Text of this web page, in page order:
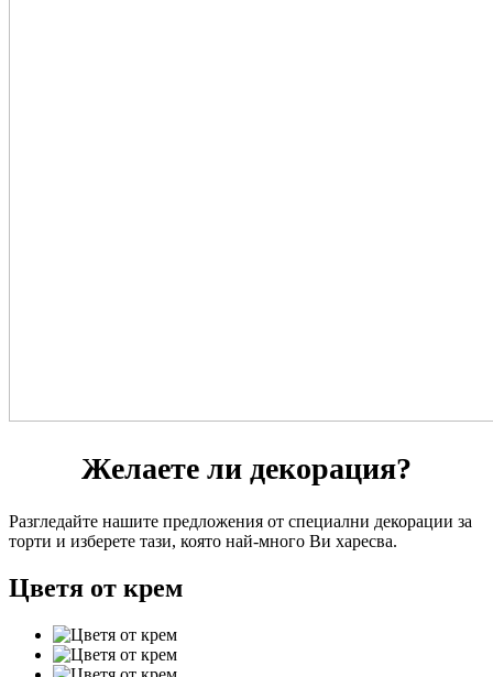
Желаете ли декорация?
Разгледайте нашите предложения от специални декорации за
торти и изберете тази, която най-много Ви харесва.
Цветя от крем